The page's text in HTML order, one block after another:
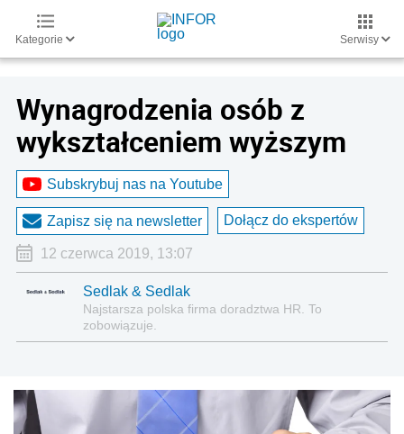
Kategorie Serwisy
Wynagrodzenia osób z
wykształceniem wyższym
Subskrybuj nas na Youtube
Zapisz się na newsletter Dołącz do ekspertów
12 czerwca 2019, 13:07
Sedlak & Sedlak
Najstarsza polska firma doradztwa HR. To
zobowiązuje.